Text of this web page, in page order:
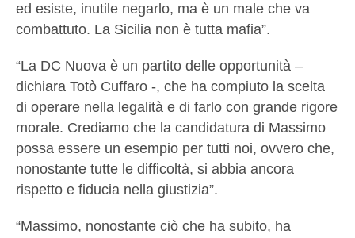
ed esiste, inutile negarlo, ma è un male che va
combattuto. La Sicilia non è tutta mafia”.
“La DC Nuova è un partito delle opportunità –
dichiara Totò Cuffaro -, che ha compiuto la scelta
di operare nella legalità e di farlo con grande rigore
morale. Crediamo che la candidatura di Massimo
possa essere un esempio per tutti noi, ovvero che,
nonostante tutte le difficoltà, si abbia ancora
rispetto e fiducia nella giustizia”.
“Massimo, nonostante ciò che ha subito, ha